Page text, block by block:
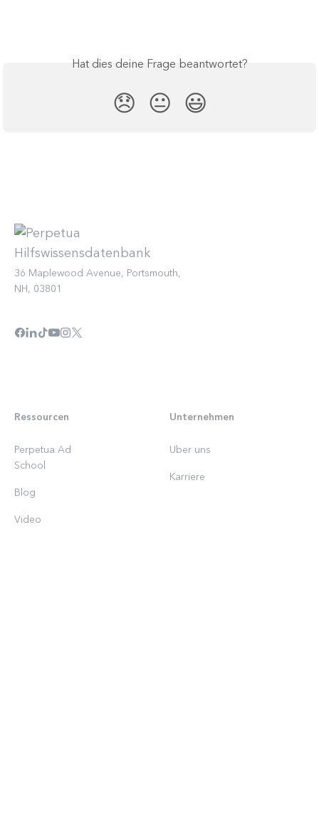
Hat dies deine Frage beantwortet?
😞 😐 😃
36 Maplewood Avenue, Portsmouth,
NH, 03801
Ressourcen
Perpetua Ad
School
Blog
Video
Unternehmen
Uber uns
Karriere